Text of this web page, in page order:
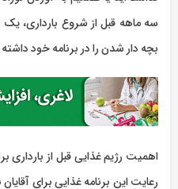
سه ماهه قبل از شروع بارداری،
بچه دار شدن را در برنامه خود داشته
اهمیت رژیم غذایی قبل از بارداری
رعایت این برنامه غذایی برای